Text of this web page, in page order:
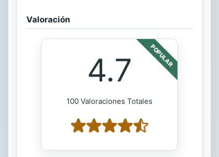
Valoración
POPULAR
4.7
100 Valoraciones Totales